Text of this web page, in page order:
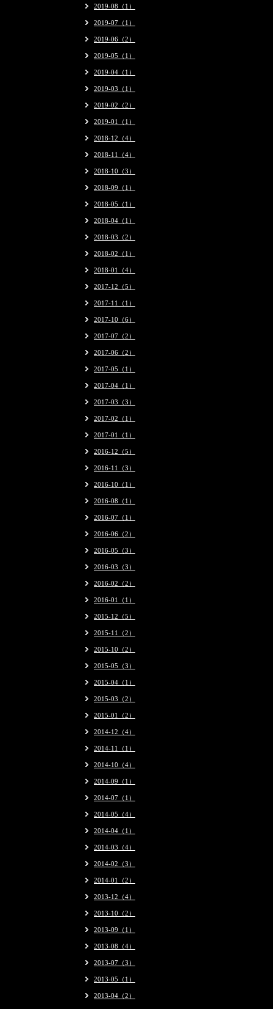
2019-08（1）
2019-07（1）
2019-06（2）
2019-05（1）
2019-04（1）
2019-03（1）
2019-02（2）
2019-01（1）
2018-12（4）
2018-11（4）
2018-10（3）
2018-09（1）
2018-05（1）
2018-04（1）
2018-03（2）
2018-02（1）
2018-01（4）
2017-12（5）
2017-11（1）
2017-10（6）
2017-07（2）
2017-06（2）
2017-05（1）
2017-04（1）
2017-03（3）
2017-02（1）
2017-01（1）
2016-12（5）
2016-11（3）
2016-10（1）
2016-08（1）
2016-07（1）
2016-06（2）
2016-05（3）
2016-03（3）
2016-02（2）
2016-01（1）
2015-12（5）
2015-11（2）
2015-10（2）
2015-05（3）
2015-04（1）
2015-03（2）
2015-01（2）
2014-12（4）
2014-11（1）
2014-10（4）
2014-09（1）
2014-07（1）
2014-05（4）
2014-04（1）
2014-03（4）
2014-02（3）
2014-01（2）
2013-12（4）
2013-10（2）
2013-09（1）
2013-08（4）
2013-07（3）
2013-05（1）
2013-04（2）